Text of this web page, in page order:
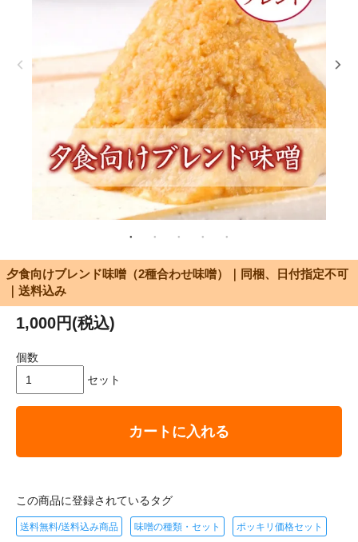
夕食向けブレンド味噌（2種合わせ味噌）｜同梱、日付指定不可
｜送料込み
1,000円(税込)
個数
セット
カートに入れる
この商品に登録されているタグ
送料無料/送料込み商品 味噌の種類・セット ポッキリ価格セット